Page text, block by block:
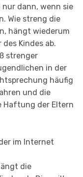
dann, wenn sie
Wie streng die
hängt wiederum
Kindes ab.
strenger
in der
häufig
und die
Haftung der Eltern
im Internet
die